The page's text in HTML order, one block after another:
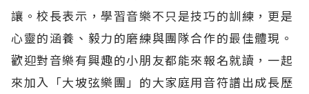
讓。校長表示，學習音樂不只是技巧的訓練，更是
心靈的涵養、毅力的磨練與團隊合作的最佳體現。
歡迎對音樂有興趣的小朋友都能來報名就讀，一起
來加入「大坡弦樂團」的大家庭用音符譜出成長歷